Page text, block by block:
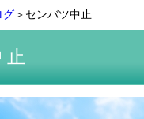
グ ＞センバツ中止